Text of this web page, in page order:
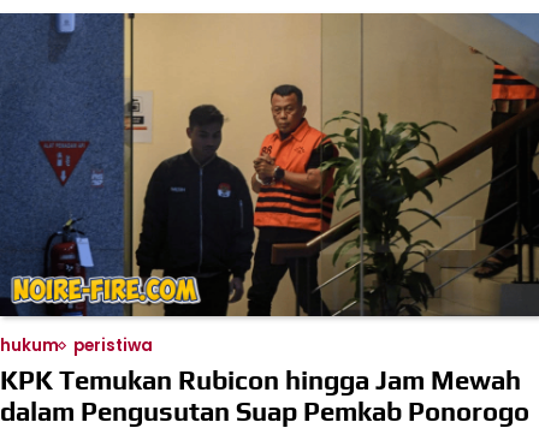
hukum peristiwa
KPK Temukan Rubicon hingga Jam Mewah
dalam Pengusutan Suap Pemkab Ponorogo